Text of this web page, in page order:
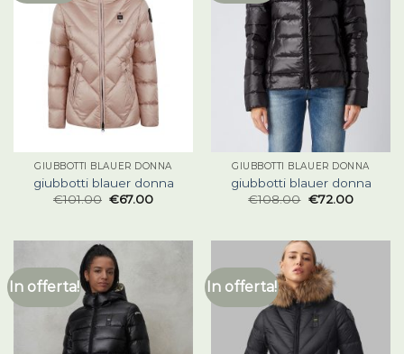
GIUBBOTTI BLAUER DONNA
giubbotti blauer donna
€101.00 €67.00
GIUBBOTTI BLAUER DONNA
giubbotti blauer donna
€108.00 €72.00
In offerta! In offerta!